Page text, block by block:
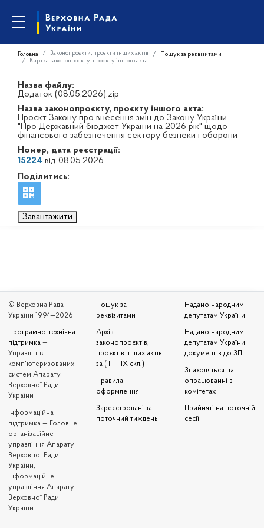
Головна Законопроєкти, проєкти інших актів
Пошук за реквізитами
Картка законопроєкту, проєкту іншого акта
Назва файлу:
Додаток (08.05.2026).zip
Назва законопроєкту, проєкту іншого акта:
Проєкт Закону про внесення змін до Закону України
"Про Державний бюджет України на 2026 рік" щодо
фінансового забезпечення сектору безпеки і оборони
Номер, дата реєстрації:
15224 від 08.05.2026
Поділитись:
Завантажити
© Верховна Рада
України 1994—2026
Програмно-технічна
підтримка —
Управління
комп'ютеризованих
систем Апарату
Верховної Ради
України
Iнформаційна
підтримка — Головне
організаційне
управління Апарату
Верховної Ради
України,
Інформаційне
управління Апарату
Верховної Ради
України
Пошук за
реквізитами
Архів
законопроєктів,
проєктів інших актів
за ( III – IX скл.)
Правила
оформлення
Зареєстровані за
поточний тиждень
Надано народним
депутатам України
Надано народним
депутатам України
документів до ЗП
Знаходяться на
опрацюванні в
комітетах
Прийняті на поточній
сесії